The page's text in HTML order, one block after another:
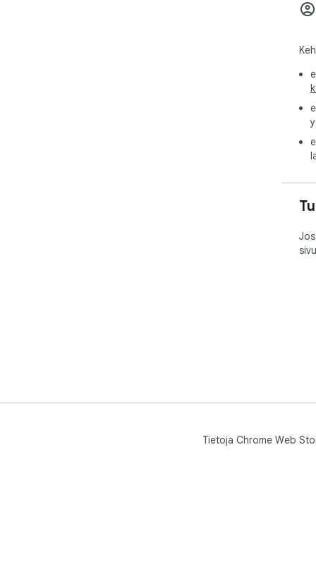
Tietoja Chrome Web